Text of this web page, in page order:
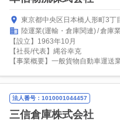
東京都中央区日本橋人形町3丁
陸運業(運輸・倉庫関連) 倉庫
【設立】1963年10月
【社長/代表】縄谷幸克
【事業概要】一般貨物自動車運送
法人番号：1010001044457
三信倉庫株式会社